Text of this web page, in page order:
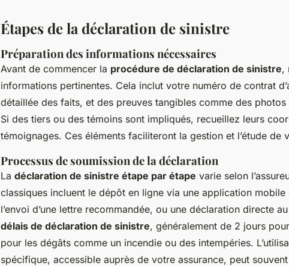
Étapes de la déclaration de sinistre
Préparation des informations nécessaires
Avant de commencer la procédure de déclaration de sinistre,
informations pertinentes. Cela inclut votre numéro de contrat
détaillée des faits, et des preuves tangibles comme des
Si des tiers ou des témoins sont impliqués, recueillez leurs
témoignages. Ces éléments faciliteront la gestion et l’étude de
Processus de soumission de la déclaration
La déclaration de sinistre étape par étape varie selon
classiques incluent le dépôt en ligne via une application
l’envoi d’une lettre recommandée, ou une déclaration directe
délais de déclaration de sinistre, généralement de 2 jours
pour les dégâts comme un incendie ou des intempéries.
spécifique, accessible auprès de votre assurance, peut